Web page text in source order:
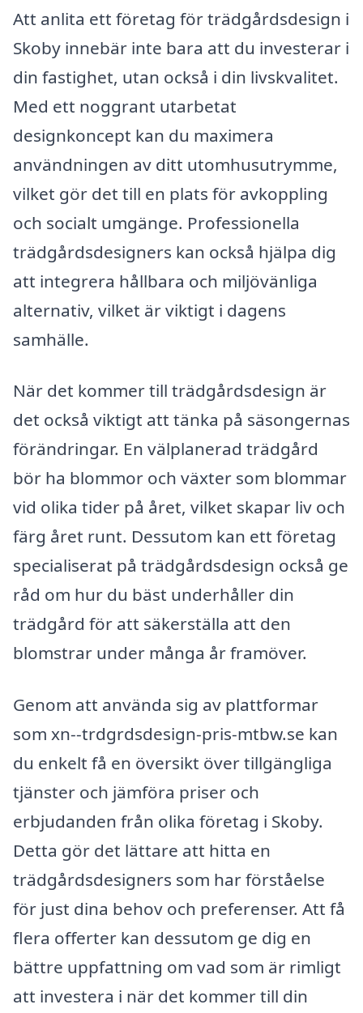
Att anlita ett företag för trädgårdsdesign i
Skoby innebär inte bara att du investerar i
din fastighet, utan också i din livskvalitet.
Med ett noggrant utarbetat
designkoncept kan du maximera
användningen av ditt utomhusutrymme,
vilket gör det till en plats för avkoppling
och socialt umgänge. Professionella
trädgårdsdesigners kan också hjälpa dig
att integrera hållbara och miljövänliga
alternativ, vilket är viktigt i dagens
samhälle.
När det kommer till trädgårdsdesign är
det också viktigt att tänka på säsongernas
förändringar. En välplanerad trädgård
bör ha blommor och växter som blommar
vid olika tider på året, vilket skapar liv och
färg året runt. Dessutom kan ett företag
specialiserat på trädgårdsdesign också ge
råd om hur du bäst underhåller din
trädgård för att säkerställa att den
blomstrar under många år framöver.
Genom att använda sig av plattformar
som xn--trdgrdsdesign-pris-mtbw.se kan
du enkelt få en översikt över tillgängliga
tjänster och jämföra priser och
erbjudanden från olika företag i Skoby.
Detta gör det lättare att hitta en
trädgårdsdesigners som har förståelse
för just dina behov och preferenser. Att få
flera offerter kan dessutom ge dig en
bättre uppfattning om vad som är rimligt
att investera i när det kommer till din